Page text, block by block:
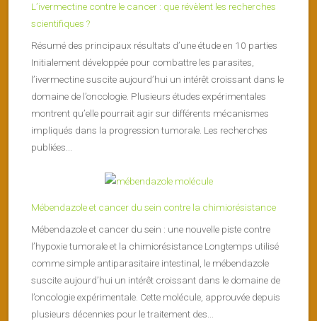
L’ivermectine contre le cancer : que révèlent les recherches
scientifiques ?
Résumé des principaux résultats d’une étude en 10 parties
Initialement développée pour combattre les parasites,
l’ivermectine suscite aujourd’hui un intérêt croissant dans le
domaine de l’oncologie. Plusieurs études expérimentales
montrent qu’elle pourrait agir sur différents mécanismes
impliqués dans la progression tumorale. Les recherches
publiées...
Mébendazole et cancer du sein contre la chimiorésistance
Mébendazole et cancer du sein : une nouvelle piste contre
l’hypoxie tumorale et la chimiorésistance Longtemps utilisé
comme simple antiparasitaire intestinal, le mébendazole
suscite aujourd’hui un intérêt croissant dans le domaine de
l’oncologie expérimentale. Cette molécule, approuvée depuis
plusieurs décennies pour le traitement des...